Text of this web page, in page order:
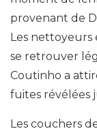
provenant de
Les
se retrouver
Coutinho a
fuites révélées
Les couchers